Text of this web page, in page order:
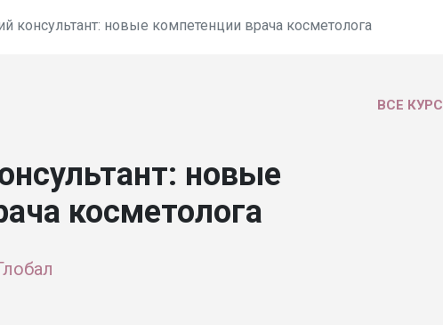
консультант: новые компетенции врача косметолога
ВСЕ
новые
косметолога